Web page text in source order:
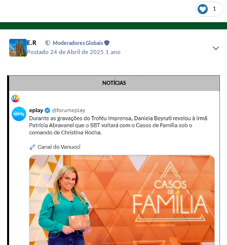
1
E.R Moderadores Globais
Postado24 de Abril de 2025 1 ano
NOTÍCIAS